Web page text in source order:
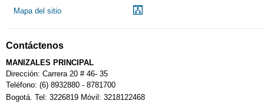
Mapa del sitio
Contáctenos
MANIZALES PRINCIPAL
Dirección: Carrera 20 # 46- 35
Teléfono: (6) 8932880 - 8781700
Bogotá. Tel: 3226819 Móvil: 3218122468